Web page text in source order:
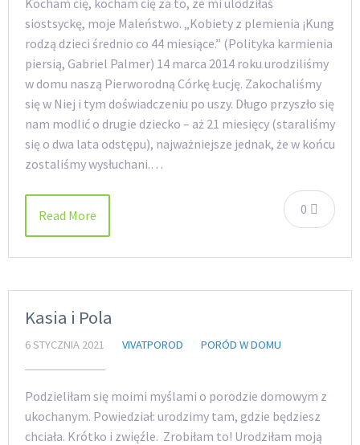
siostsyckę, moje Maleństwo. „Kobiety z plemienia ¡Kung
rodzą dzieci średnio co 44 miesiące.” (Polityka karmienia
piersią, Gabriel Palmer) 14 marca 2014 roku urodziliśmy
w domu naszą Pierworodną Córkę Łucję. Zakochaliśmy
się w Niej i tym doświadczeniu po uszy. Długo przyszło się
nam modlić o drugie dziecko – aż 21 miesięcy (staraliśmy
się o dwa lata odstępu), najważniejsze jednak, że w końcu
zostaliśmy wysłuchani.…
0
Read More
Kasia i Pola
6 STYCZNIA 2021 VIVATPOROD PORÓD W DOMU
Podzieliłam się moimi myślami o porodzie domowym z
ukochanym. Powiedział: urodzimy tam, gdzie będziesz
chciała. Krótko i zwięźle. Zrobiłam to! Urodziłam moją